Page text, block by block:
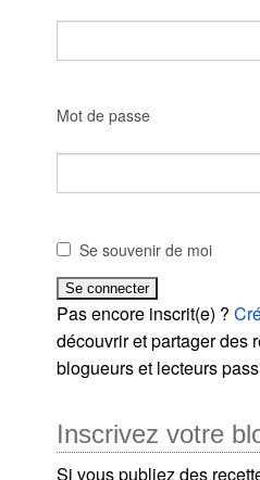
Mot de passe
Se souvenir de moi
Pas encore inscrit(e) ?
découvrir et partager des
blogueurs et lecteurs
Inscrivez votre
Si vous publiez des